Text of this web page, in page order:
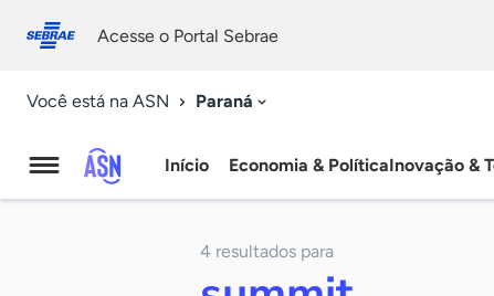
conosco
Acesse o Portal Sebrae
Você está na ASN Paraná
Agência
Início Economia & PolíticaInovação &
4 resultados para